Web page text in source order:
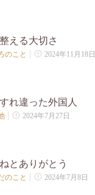
便り
える大切さ
のこと 2024年11月18日
れ違った外国人
2024年7月27日
とありがとう
のこと 2024年7月8日